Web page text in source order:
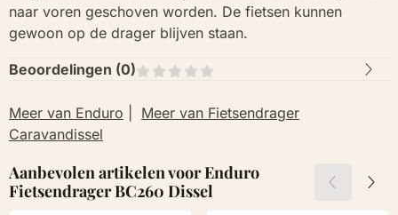
naar voren geschoven worden. De fietsen kunnen
gewoon op de drager blijven staan.
Beoordelingen (0)
Meer van Enduro
Meer van Fietsendrager
Caravandissel
Aanbevolen artikelen voorEnduro
Fietsendrager BC260 Dissel